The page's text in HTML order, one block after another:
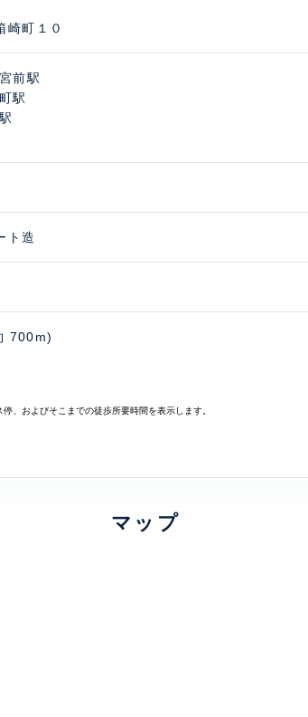
崎町１０
前駅
駅
ト造
700m)
、およびそこまでの徒歩所要時間を表示します。
マップ